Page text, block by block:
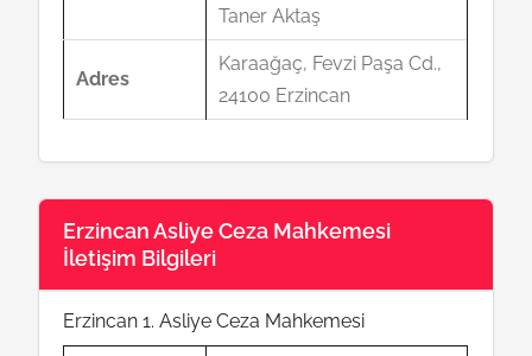
Taner Aktaş
Adres
Karaağaç, Fevzi Paşa Cd.,
24100 Erzincan
Erzincan Asliye Ceza Mahkemesi
İletişim Bilgileri
Erzincan 1. Asliye Ceza Mahkemesi